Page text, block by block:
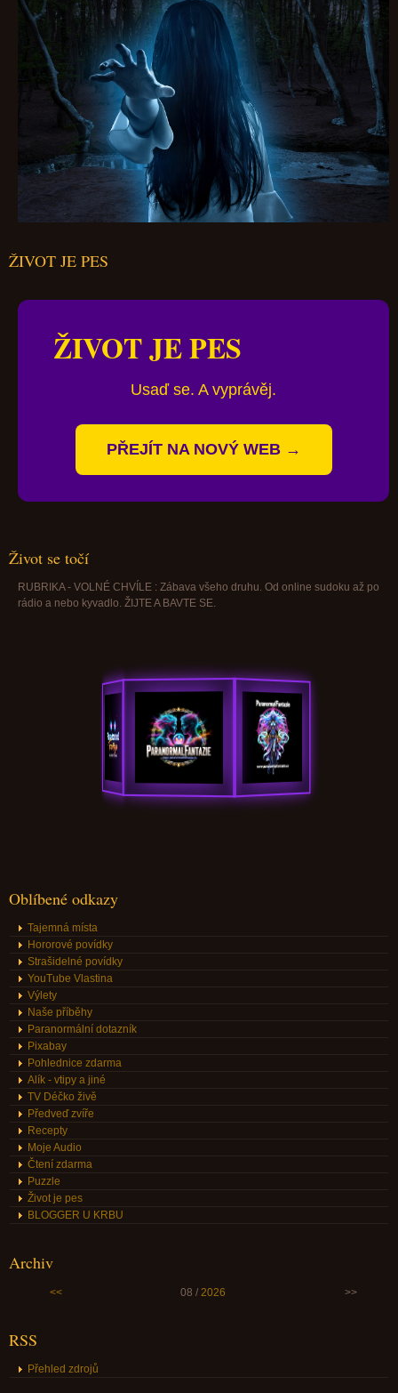
ŽIVOT JE PES
ŽIVOT JE PES
Usaď se. A vyprávěj.
PŘEJÍT NA NOVÝ WEB →
Život se točí
RUBRIKA - VOLNÉ CHVÍLE : Zábava všeho druhu. Od online sudoku až po
rádio a nebo kyvadlo. ŽIJTE A BAVTE SE.
Oblíbené odkazy
Tajemná místa
Hororové povídky
Strašidelné povídky
YouTube Vlastina
Výlety
Naše příběhy
Paranormální dotazník
Pixabay
Pohlednice zdarma
Alík - vtipy a jiné
TV Déčko živě
Předveď zvíře
Recepty
Moje Audio
Čtení zdarma
Puzzle
Život je pes
BLOGGER U KRBU
Archiv
<< 08 / 2026 >>
RSS
Přehled zdrojů